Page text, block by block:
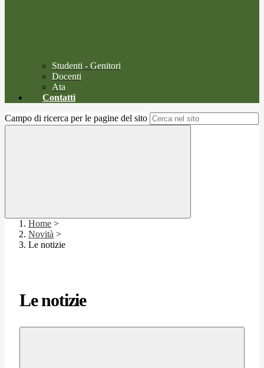
Studenti - Genitori
Docenti
Ata
Contatti
Campo di ricerca per le pagine del sito
Home >
Novità >
Le notizie
Le notizie